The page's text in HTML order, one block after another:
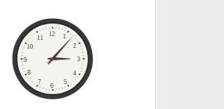
1
2
3
4
5
6
7
8
9
10
11
12